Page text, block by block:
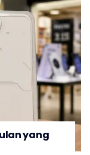
yang